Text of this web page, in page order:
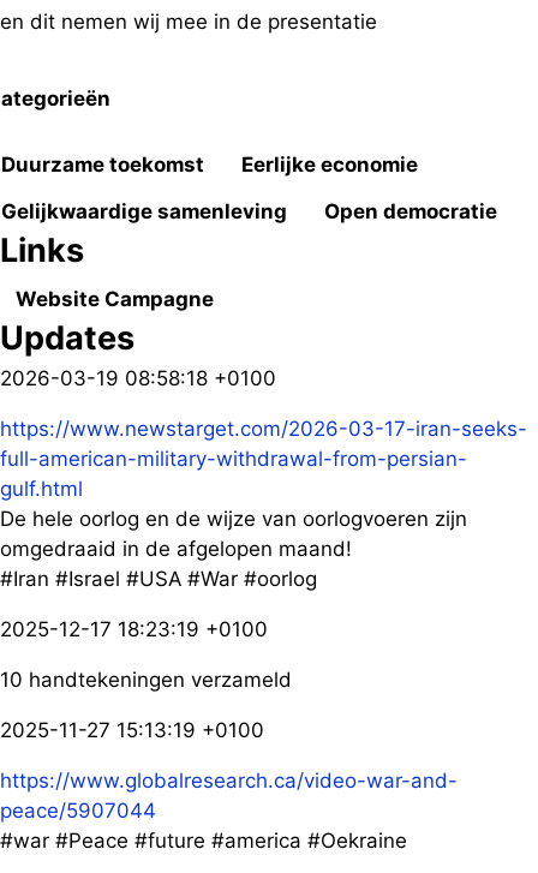
en dit nemen wij mee in de presentatie
Duurzame toekomst
Eerlijke economie
Gelijkwaardige samenleving
Open democratie
Links
Website Campagne
Updates
2026-03-19 08:58:18 +0100
https://www.newstarget.com/2026-03-17-iran-seeks-
full-american-military-withdrawal-from-persian-
gulf.html
De hele oorlog en de wijze van oorlogvoeren zijn
omgedraaid in de afgelopen maand!
#Iran #Israel #USA #War #oorlog
2025-12-17 18:23:19 +0100
10 handtekeningen verzameld
2025-11-27 15:13:19 +0100
https://www.globalresearch.ca/video-war-and-
peace/5907044
#war #Peace #future #america #Oekraine